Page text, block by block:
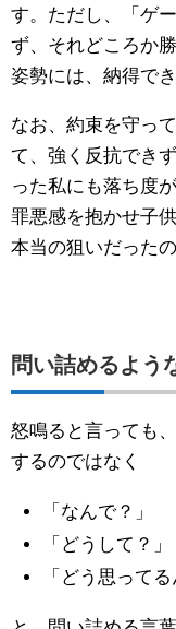
す。ただし、「ゲ
ず、それどころか
姿勢には、納得で
なお、約束を守っ
て、強く反抗でき
った私にも落ち度
罪悪感を抱かせ子
本当の狙いだった
問い詰めるよう
怒鳴ると言っても
するのではなく
「なんで？」
「どうして？」
「どう思ってる